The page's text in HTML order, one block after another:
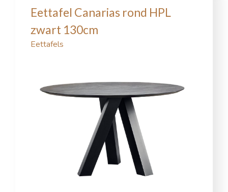
Eettafel Canarias rond HPL
zwart 130cm
Eettafels